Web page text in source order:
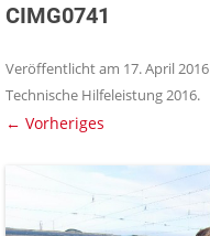
CIMG0741
Veröffentlicht am 17. April 2016
Technische Hilfeleistung 2016.
← Vorheriges